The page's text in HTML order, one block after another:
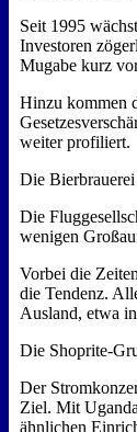
Seit 1995
Investoren
Mugabe kurz
Hinzu kommen
weiter profiliert.
Die
Die
wenigen
Vorbei die
die Tendenz.
Ausland, etwa
Die Shoprite-
Der
Ziel. Mit
ähnlichen